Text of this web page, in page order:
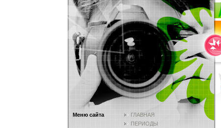
Меню сайта
ГЛАВНАЯ
ПЕРИОДЫ